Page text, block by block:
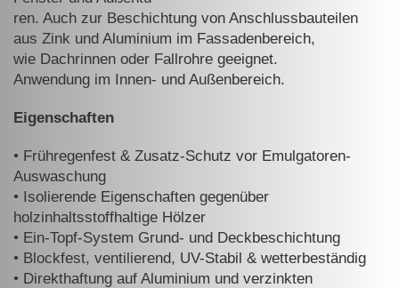
ren. Auch zur Beschichtung von Anschlussbauteilen
aus Zink und Aluminium im Fassadenbereich,
wie Dachrinnen oder Fallrohre geeignet.
Anwendung im Innen- und Außenbereich.
Eigenschaften
• Frühregenfest & Zusatz-Schutz vor Emulgatoren-
Auswaschung
• Isolierende Eigenschaften gegenüber
holzinhaltsstoffhaltige Hölzer
• Ein-Topf-System Grund- und Deckbeschichtung
• Blockfest, ventilierend, UV-Stabil & wetterbeständig
• Direkthaftung auf Aluminium und verzinkten